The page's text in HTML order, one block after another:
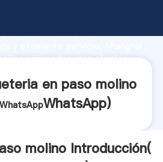
fuerza de
proveedor crea el valor y
en paso molino
WhatsApp)
molino Introducción(